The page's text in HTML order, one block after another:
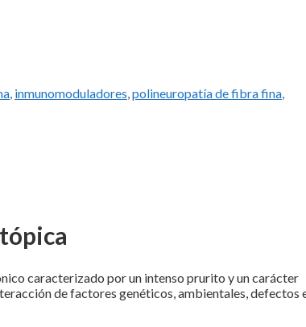
, inmunomoduladores,polineuropatía de fibra fina,
caracterizado por un intenso prurito y un carácter
de factores genéticos, ambientales, defectos